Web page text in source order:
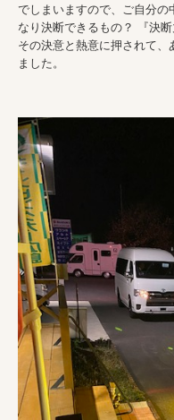
最新ベストショット
応募フォーム
北海道
東北地方
関東地方
中部地方
近畿地方
中国地方
九州地方
会社案内
会社概要
でしまいますので、ご自分の
なり決断できるもの？ 『決
その決意と熱意に押されて、
ました。